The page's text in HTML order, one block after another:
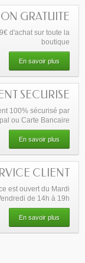
GRATUITE
d'achat sur toute la
boutique
En savoir plus
SECURISE
100% sécurisé par
ou Carte Bancaire
En savoir plus
CLIENT
est ouvert du Mardi
de 14h à 19h
En savoir plus